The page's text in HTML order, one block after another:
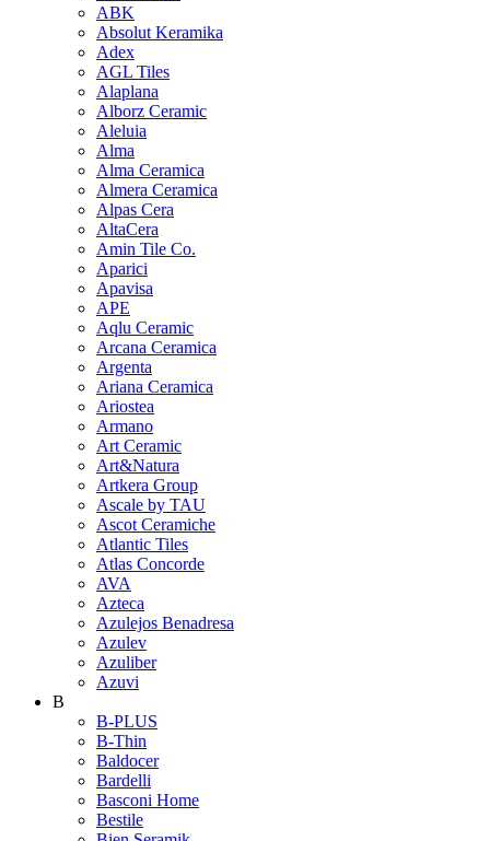
ABK
Absolut Keramika
Adex
AGL Tiles
Alaplana
Alborz Ceramic
Aleluia
Alma
Alma Ceramica
Almera Ceramica
Alpas Cera
AltaCera
Amin Tile Co.
Aparici
Apavisa
APE
Aqlu Ceramic
Arcana Ceramica
Argenta
Ariana Ceramica
Ariostea
Armano
Art Ceramic
Art&Natura
Artkera Group
Ascale by TAU
Ascot Ceramiche
Atlantic Tiles
Atlas Concorde
AVA
Azteca
Azulejos Benadresa
Azulev
Azuliber
Azuvi
B
B-PLUS
B-Thin
Baldocer
Bardelli
Basconi Home
Bestile